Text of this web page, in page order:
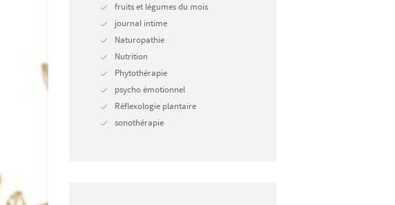
fruits et légumes du mois
journal intime
Naturopathie
Nutrition
Phytothérapie
psycho émotionnel
Réflexologie plantaire
sonothérapie